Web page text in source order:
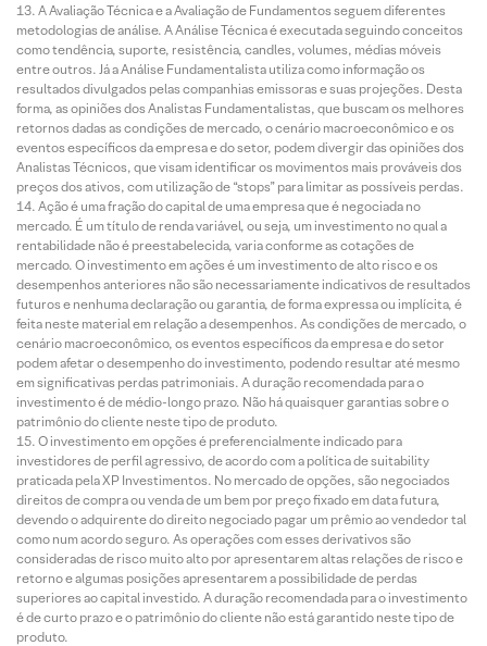
A Avaliação Técnica e a Avaliação de Fundamentos seguem diferentes
metodologias de análise. A Análise Técnica é executada seguindo conceitos
como tendência, suporte, resistência, candles, volumes, médias móveis
entre outros. Já a Análise Fundamentalista utiliza como informação os
resultados divulgados pelas companhias emissoras e suas projeções. Desta
forma, as opiniões dos Analistas Fundamentalistas, que buscam os melhores
retornos dadas as condições de mercado, o cenário macroeconômico e os
eventos específicos da empresa e do setor, podem divergir das opiniões dos
Analistas Técnicos, que visam identificar os movimentos mais prováveis dos
preços dos ativos, com utilização de “stops” para limitar as possíveis perdas.
Ação é uma fração do capital de uma empresa que é negociada no
mercado. É um título de renda variável, ou seja, um investimento no qual a
rentabilidade não é preestabelecida, varia conforme as cotações de
mercado. O investimento em ações é um investimento de alto risco e os
desempenhos anteriores não são necessariamente indicativos de resultados
futuros e nenhuma declaração ou garantia, de forma expressa ou implícita, é
feita neste material em relação a desempenhos. As condições de mercado, o
cenário macroeconômico, os eventos específicos da empresa e do setor
podem afetar o desempenho do investimento, podendo resultar até mesmo
em significativas perdas patrimoniais. A duração recomendada para o
investimento é de médio-longo prazo. Não há quaisquer garantias sobre o
patrimônio do cliente neste tipo de produto.
O investimento em opções é preferencialmente indicado para
investidores de perfil agressivo, de acordo com a política de suitability
praticada pela XP Investimentos. No mercado de opções, são negociados
direitos de compra ou venda de um bem por preço fixado em data futura,
devendo o adquirente do direito negociado pagar um prêmio ao vendedor tal
como num acordo seguro. As operações com esses derivativos são
consideradas de risco muito alto por apresentarem altas relações de risco e
retorno e algumas posições apresentarem a possibilidade de perdas
superiores ao capital investido. A duração recomendada para o investimento
é de curto prazo e o patrimônio do cliente não está garantido neste tipo de
produto.